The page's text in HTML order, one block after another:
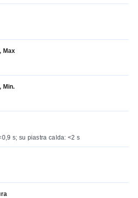
Max
Min.
s; su piastra calda: <2 s